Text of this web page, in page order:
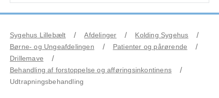
Sygehus Lillebælt Afdelinger
Kolding Sygehus
Børne- og Ungeafdelingen
Patienter og pårørende
Drillemave
Behandling af forstoppelse og afføringsinkontinens
Udtrapningsbehandling